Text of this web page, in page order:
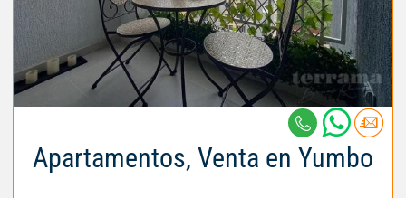
Apartamentos, Venta en Yumbo